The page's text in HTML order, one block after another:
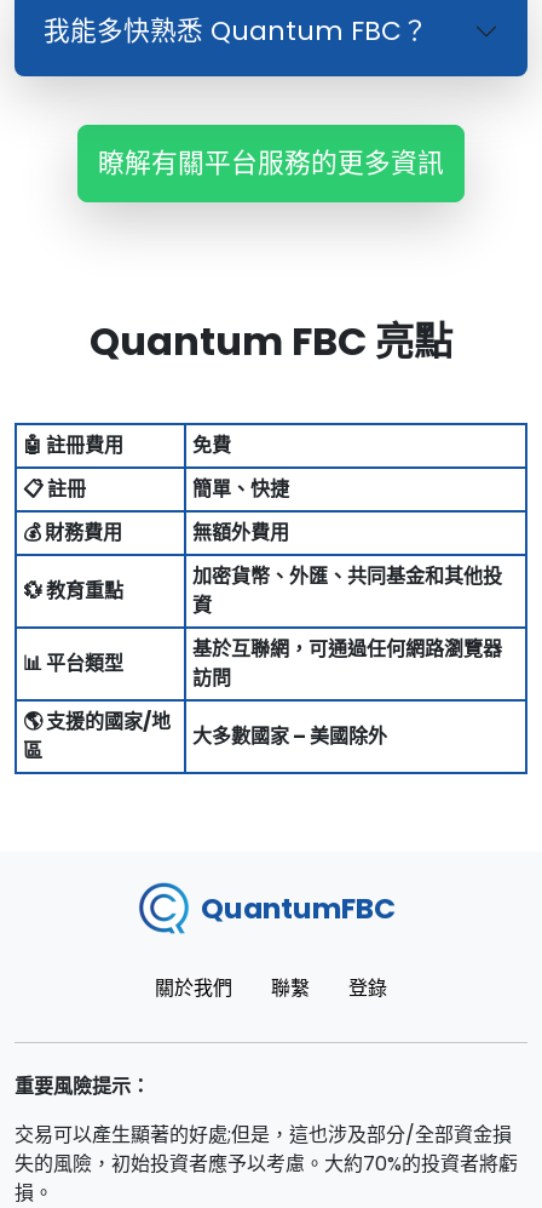
我能多快熟悉 Quantum FBC？
瞭解有關平台服務的更多資訊
Quantum FBC 亮點
🤖 註冊費用
免費
📋 註冊
簡單、快捷
💰 財務費用
無額外費用
💱 教育重點
加密貨幣、外匯、共同基金和其他投
資
📊 平台類型
基於互聯網，可通過任何網路瀏覽器
訪問
🌎 支援的國家/地
區
大多數國家 – 美國除外
QuantumFBC
關於我們 聯繫 登錄
重要風險提示：
交易可以產生顯著的好處;但是，這也涉及部分/全部資金損
失的風險，初始投資者應予以考慮。大約70%的投資者將虧
損。